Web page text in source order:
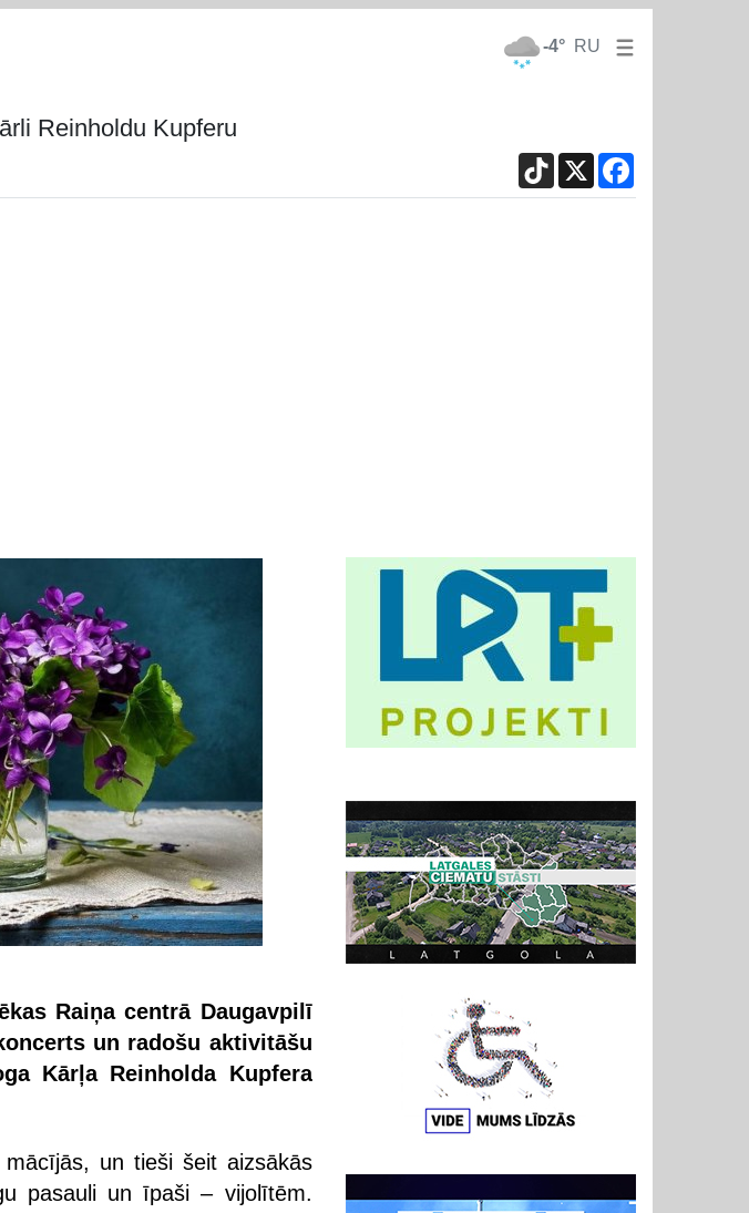
-4° RU
Reinholdu Kupferu
TikTok
X
Raiņa centrā Daugavpilī
un radošu aktivitāšu
Kārļa Reinholda Kupfera
un tieši šeit aizsākās
pasauli un īpaši – vijolītēm.